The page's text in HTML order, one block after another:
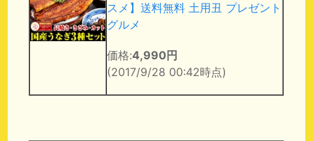
スメ】送料無料 土用丑 プレゼント
グルメ
価格:4,990円
(2017/9/28 00:42時点)